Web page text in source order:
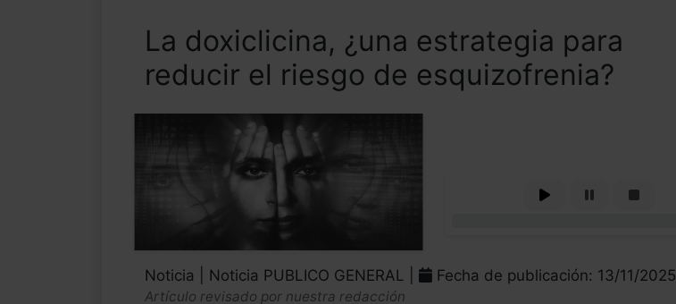
La doxiclicina, ¿una estrategia para
reducir el riesgo de esquizofrenia?
Noticia | Noticia PUBLICO GENERAL | Fecha de publicación: 13/11/2025
Artículo revisado por nuestra redacción